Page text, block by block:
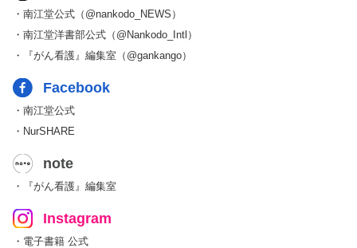
・南江堂公式（@nankodo_NEWS）
・南江堂洋書部公式（@Nankodo_Intl）
・『がん看護』編集室（@gankango）
Facebook
・南江堂公式
・NurSHARE
note
・『がん看護』編集室
Instagram
・電子書籍 公式